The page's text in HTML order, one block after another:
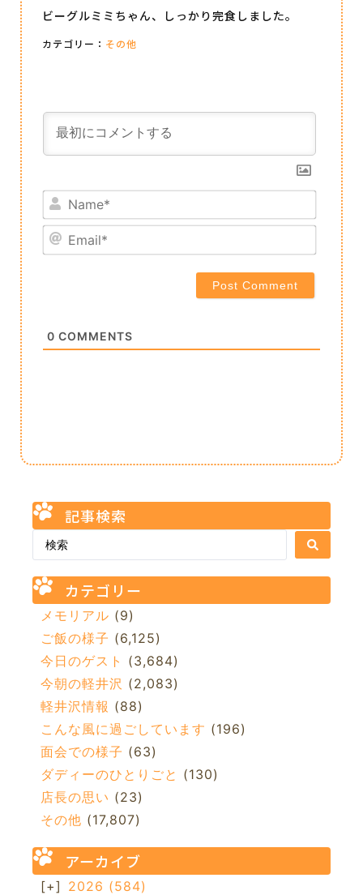
ビーグルミミちゃん、しっかり完食しました。
カテゴリー： その他
Name*
Email*
0 COMMENTS
記事検索
カテゴリー
メモリアル (9)
ご飯の様子 (6,125)
今日のゲスト (3,684)
今朝の軽井沢 (2,083)
軽井沢情報 (88)
こんな風に過ごしています (196)
面会での様子 (63)
ダディーのひとりごと (130)
店長の思い (23)
その他 (17,807)
アーカイブ
[+] 2026 (584)